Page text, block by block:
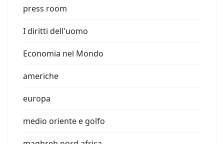
press room
I diritti dell'uomo
Economia nel Mondo
americhe
europa
medio oriente e golfo